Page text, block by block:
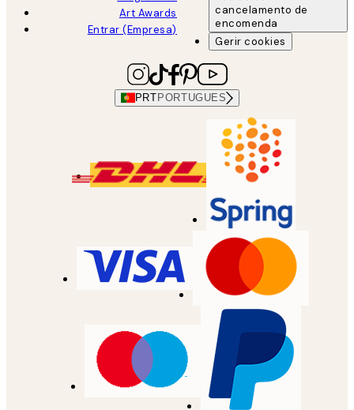
Art Awards
Entrar (Empresa)
cancelamento de
encomenda
Gerir cookies
PRT PORTUGUES